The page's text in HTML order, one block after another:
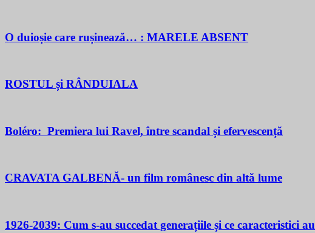
O duioșie care rușinează… : MARELE ABSENT
ROSTUL și RÂNDUIALA
Boléro: Premiera lui Ravel, între scandal și efervescență
CRAVATA GALBENĂ- un film românesc din altă lume
1926-2039: Cum s-au succedat generațiile și ce caracteristici au